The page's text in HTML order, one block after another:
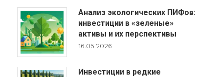
Анализ экологических ПИФов:
инвестиции в «зеленые»
активы и их перспективы
16.05.2026
Инвестиции в редкие